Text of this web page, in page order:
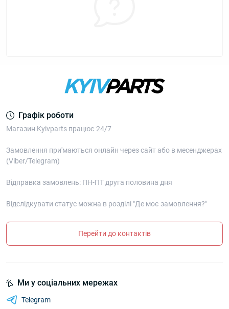
Графік роботи
Магазин Kyivparts працює 24/7
Замовлення при'маються онлайн через сайт або в месенджерах
(Viber/Telegram)
Відправка замовлень: ПН-ПТ друга половина дня
Відслідкувати статус можна в розділі "Де моє замовлення?"
Перейти до контактів
Ми у соціальних мережах
Telegram